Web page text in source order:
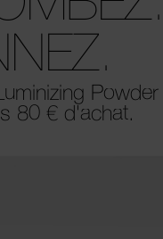
80 € d'achat.